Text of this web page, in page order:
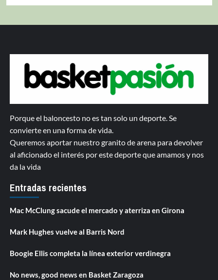
Porque el baloncesto no es tan solo un deporte. Se
convierte en una forma de vida.
Queremos aportar nuestro granito de arena para devolver
al aficionado el interés por este deporte que amamos y nos
da la vida
Entradas recientes
Mac McClung sacude el mercado y aterriza en Girona
Mark Hughes vuelve al Barris Nord
Boogie Ellis completa la línea exterior verdinegra
No news, good news en Basket Zaragoza